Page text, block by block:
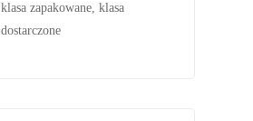
klasa zapakowane, klasa
dostarczone